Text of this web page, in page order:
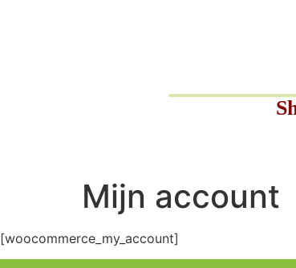
Mijn account
[woocommerce_my_account]